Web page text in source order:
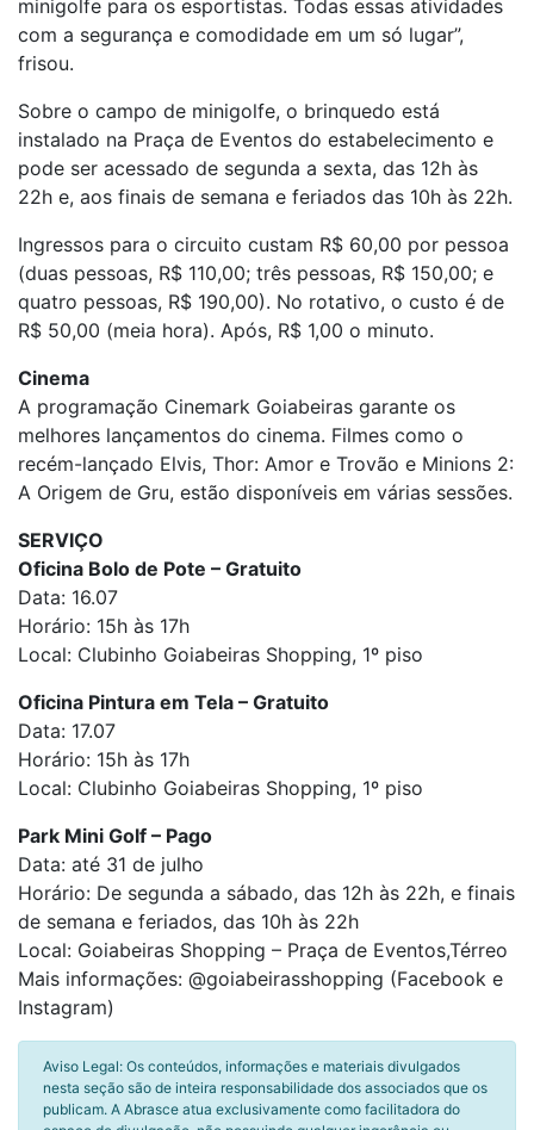
minigolfe para os esportistas. Todas essas atividades
com a segurança e comodidade em um só lugar”,
frisou.
Sobre o campo de minigolfe, o brinquedo está
instalado na Praça de Eventos do estabelecimento e
pode ser acessado de segunda a sexta, das 12h às
22h e, aos finais de semana e feriados das 10h às 22h.
Ingressos para o circuito custam R$ 60,00 por pessoa
(duas pessoas, R$ 110,00; três pessoas, R$ 150,00; e
quatro pessoas, R$ 190,00). No rotativo, o custo é de
R$ 50,00 (meia hora). Após, R$ 1,00 o minuto.
Cinema
A programação Cinemark Goiabeiras garante os
melhores lançamentos do cinema. Filmes como o
recém-lançado Elvis, Thor: Amor e Trovão e Minions 2:
A Origem de Gru, estão disponíveis em várias sessões.
SERVIÇO
Oficina Bolo de Pote – Gratuito
Data: 16.07
Horário: 15h às 17h
Local: Clubinho Goiabeiras Shopping, 1º piso
Oficina Pintura em Tela – Gratuito
Data: 17.07
Horário: 15h às 17h
Local: Clubinho Goiabeiras Shopping, 1º piso
Park Mini Golf – Pago
Data: até 31 de julho
Horário: De segunda a sábado, das 12h às 22h, e finais
de semana e feriados, das 10h às 22h
Local: Goiabeiras Shopping – Praça de Eventos,Térreo
Mais informações: @goiabeirasshopping (Facebook e
Instagram)
Aviso Legal: Os conteúdos, informações e materiais divulgados
nesta seção são de inteira responsabilidade dos associados que os
publicam. A Abrasce atua exclusivamente como facilitadora do